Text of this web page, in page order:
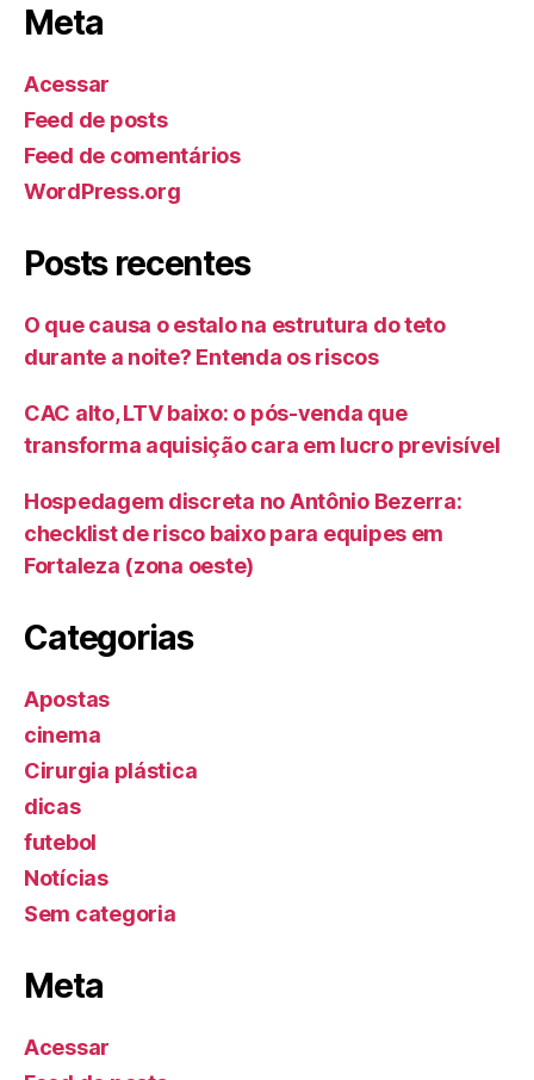
Meta
Acessar
Feed de posts
Feed de comentários
WordPress.org
Posts recentes
O que causa o estalo na estrutura do teto
durante a noite? Entenda os riscos
CAC alto, LTV baixo: o pós-venda que
transforma aquisição cara em lucro previsível
Hospedagem discreta no Antônio Bezerra:
checklist de risco baixo para equipes em
Fortaleza (zona oeste)
Categorias
Apostas
cinema
Cirurgia plástica
dicas
futebol
Notícias
Sem categoria
Meta
Acessar